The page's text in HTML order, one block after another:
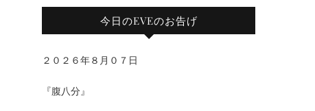
今日のEVEのお告げ
２０２６年８月０７日
『腹八分』